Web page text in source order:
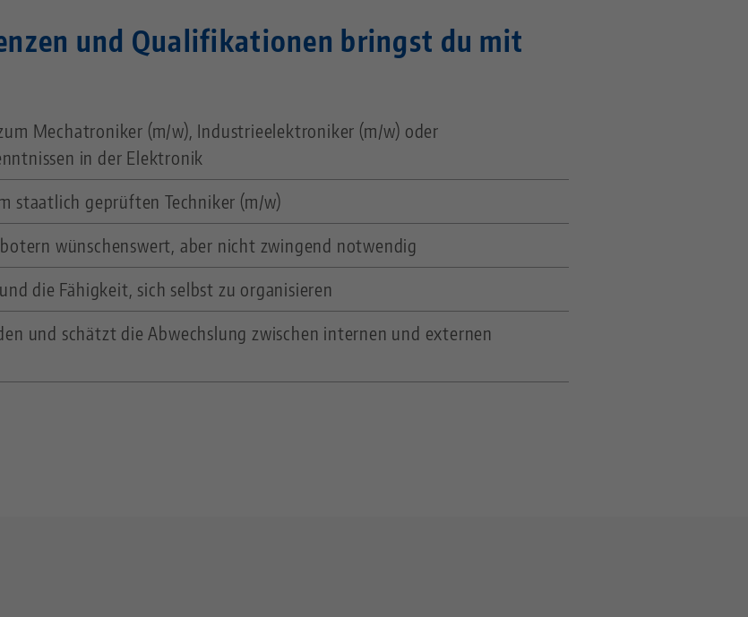
und Qualifikationen bringst du mit
Mechatroniker (m/w), Industrieelektroniker (m/w) oder
in der Elektronik
staatlich geprüften Techniker (m/w)
wünschenswert, aber nicht zwingend notwendig
die Fähigkeit, sich selbst zu organisieren
und schätzt die Abwechslung zwischen internen und externen